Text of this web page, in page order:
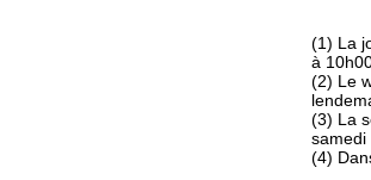
(1) La
à
(2) Le
(3) La
samedi
(4)